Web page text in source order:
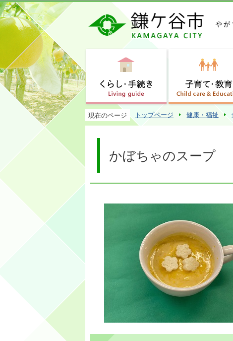
現在のページ トップページ 健康・福祉
かぼちゃのスープ